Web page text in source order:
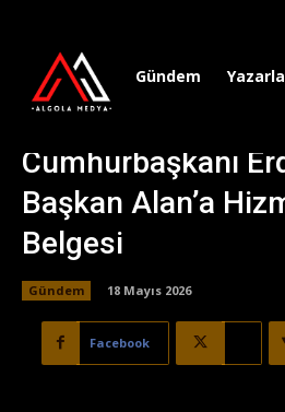
Gündem
Cumhurbaşkanı
Başkan Alan’a
Belgesi
Gündem 18 Mayıs 2026
Facebook